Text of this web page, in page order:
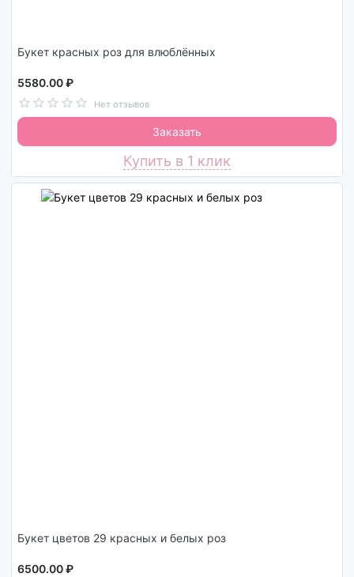
Букет красных роз для влюблённых
5580.00 ₽
Нет отзывов
Заказать
Купить в 1 клик
Букет цветов 29 красных и белых роз
6500.00 ₽